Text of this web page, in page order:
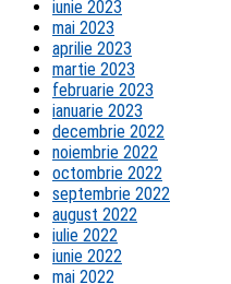
iunie 2023
mai 2023
aprilie 2023
martie 2023
februarie 2023
ianuarie 2023
decembrie 2022
noiembrie 2022
octombrie 2022
septembrie 2022
august 2022
iulie 2022
iunie 2022
mai 2022